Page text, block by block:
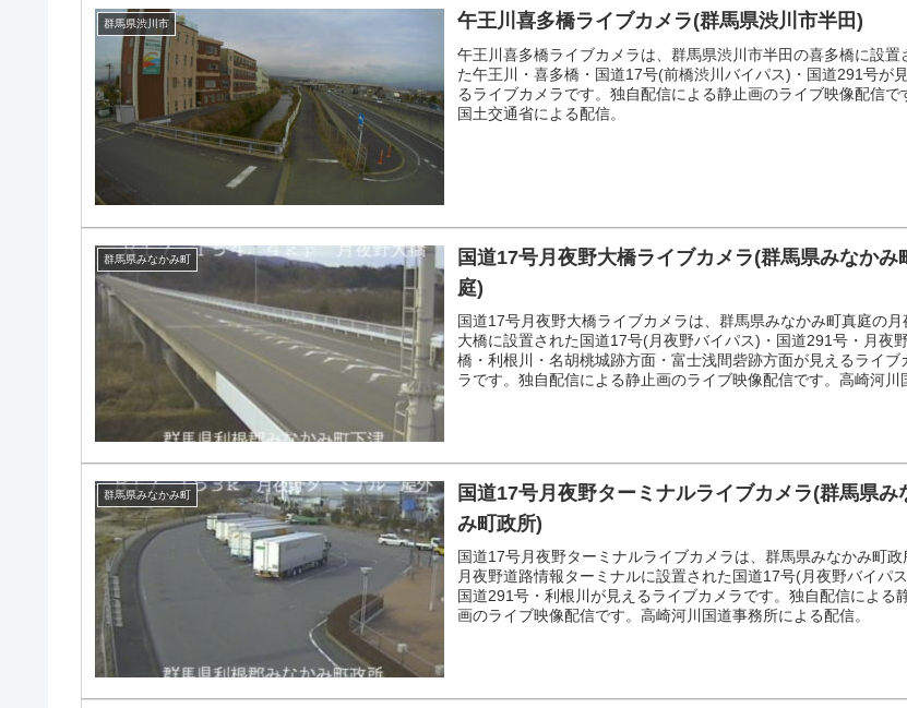
群馬県渋川市 午王川喜多橋ライブカメラ(群馬県渋川市半田)
午王川喜多橋ライブカメラは、群馬県渋川市半田の喜多橋に設置
た午王川・喜多橋・国道17号(前橋渋川バイパス)・国道291号が
るライブカメラです。独自配信による静止画のライブ映像配信で
国土交通省による配信。
群馬県みなかみ町
国道17号月夜野大橋ライブカメラ(群馬県みなかみ
庭)
国道17号月夜野大橋ライブカメラは、群馬県みなかみ町真庭の月
大橋に設置された国道17号(月夜野バイパス)・国道291号・月夜
橋・利根川・名胡桃城跡方面・富士浅間砦跡方面が見えるライブ
ラです。独自配信による静止画のライブ映像配信です。高崎河川
群馬県みなかみ町
国道17号月夜野ターミナルライブカメラ(群馬県み
み町政所)
国道17号月夜野ターミナルライブカメラは、群馬県みなかみ町政
月夜野道路情報ターミナルに設置された国道17号(月夜野バイパス
国道291号・利根川が見えるライブカメラです。独自配信による
画のライブ映像配信です。高崎河川国道事務所による配信。